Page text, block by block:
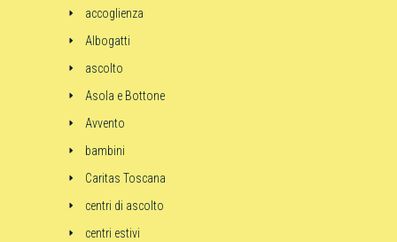
accoglienza
Albogatti
ascolto
Asola e Bottone
Avvento
bambini
Caritas Toscana
centri di ascolto
centri estivi